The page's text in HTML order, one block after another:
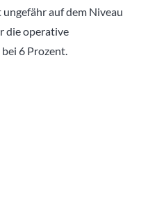
auf dem Niveau
die operative
6 Prozent.